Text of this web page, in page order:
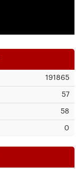
191865
57
58
0